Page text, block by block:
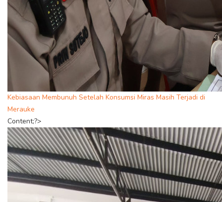
Kebiasaan Membunuh Setelah Konsumsi Miras Masih Terjadi di
Merauke
Content;?>